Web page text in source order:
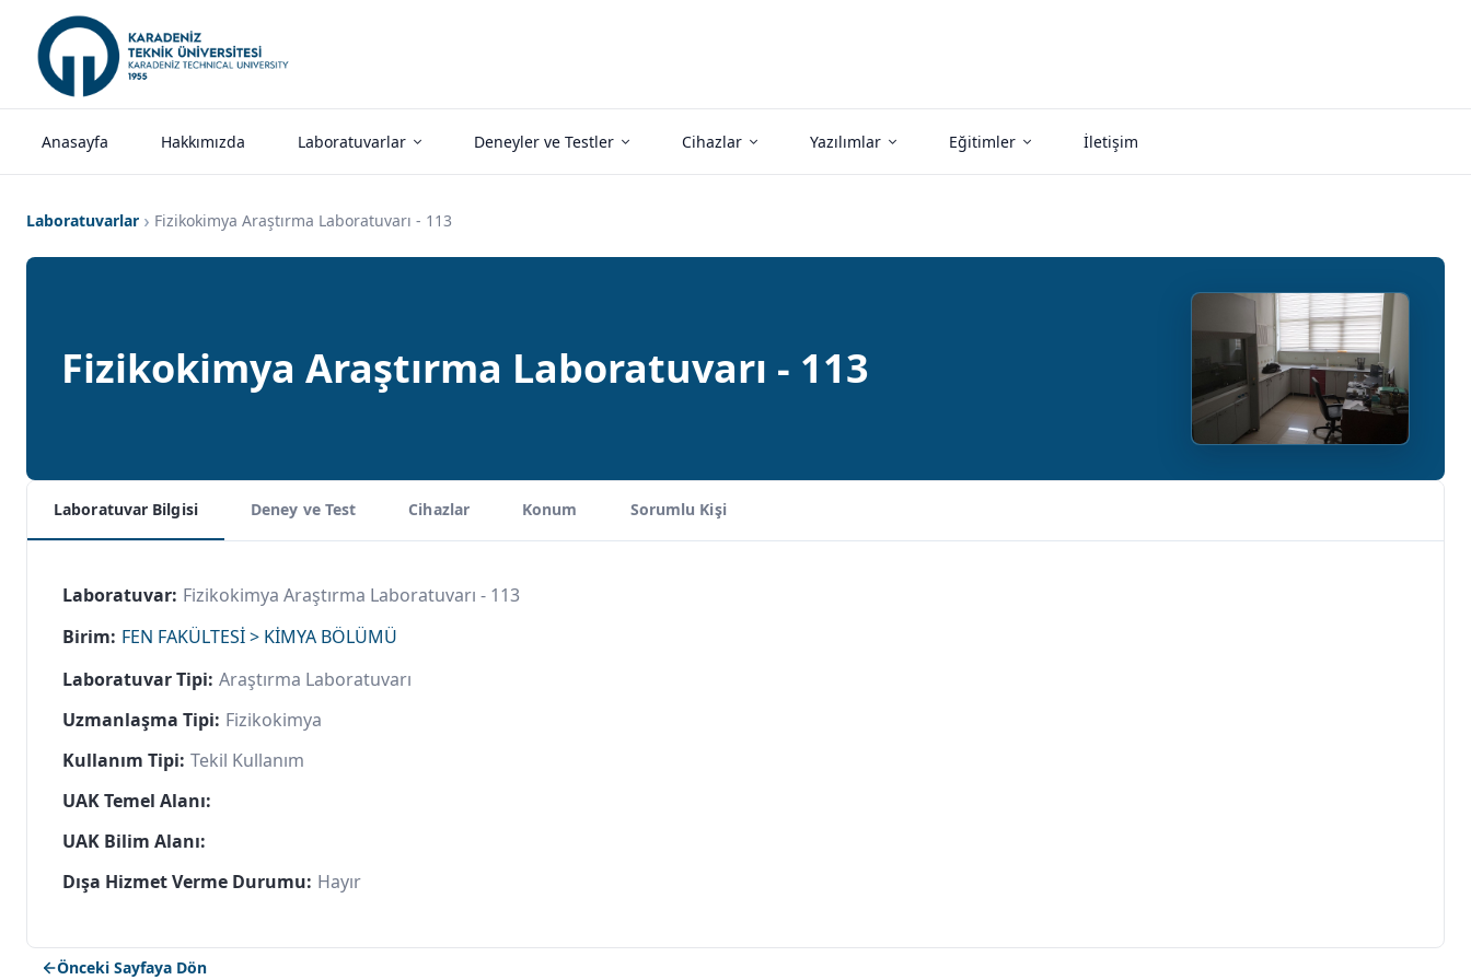
Anasayfa Hakkımızda Laboratuvarlar Deneyler ve Testler Cihazlar Yazılımlar Eğitimler İletişim
Laboratuvarlar Fizikokimya Araştırma Laboratuvarı - 113
Fizikokimya Araştırma Laboratuvarı - 113
Laboratuvar Bilgisi Deney ve Test Cihazlar Konum Sorumlu Kişi
Laboratuvar: Fizikokimya Araştırma Laboratuvarı - 113
Birim: FEN FAKÜLTESİ > KİMYA BÖLÜMÜ
Laboratuvar Tipi: Araştırma Laboratuvarı
Uzmanlaşma Tipi: Fizikokimya
Kullanım Tipi: Tekil Kullanım
UAK Temel Alanı:
UAK Bilim Alanı:
Dışa Hizmet Verme Durumu: Hayır
Önceki Sayfaya Dön